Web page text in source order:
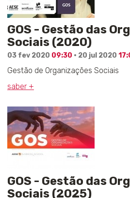
GOS - Gestão das
Sociais (2020)
03 fev 2020 09:30 · 20 jul 2020
Gestão de Organizações Sociais
saber +
GOS - Gestão das
Sociais (2025)